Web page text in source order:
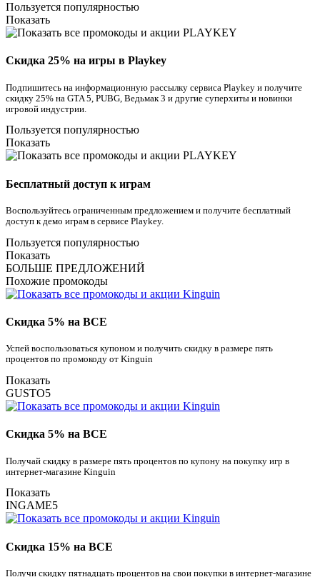
Пользуется популярностью
Показать
Скидка 25% на игры в Playkey
Подпишитесь на информационную рассылку сервиса Playkey и получите
скидку 25% на GTA 5, PUBG, Ведьмак 3 и другие суперхиты и новинки
игровой индустрии.
Пользуется популярностью
Показать
Бесплатный доступ к играм
Воспользуйтесь ограниченным предложением и получите бесплатный
доступ к демо играм в сервисе Playkey.
Пользуется популярностью
Показать
БОЛЬШЕ ПРЕДЛОЖЕНИЙ
Похожие промокоды
Скидка 5% на ВСЕ
Успей воспользоваться купоном и получить скидку в размере пять
процентов по промокоду от Kinguin
Показать
GUSTO5
Скидка 5% на ВСЕ
Получай скидку в размере пять процентов по купону на покупку игр в
интернет-магазине Kinguin
Показать
INGAME5
Скидка 15% на ВСЕ
Получи скидку пятнадцать процентов на свои покупки в интернет-магазине